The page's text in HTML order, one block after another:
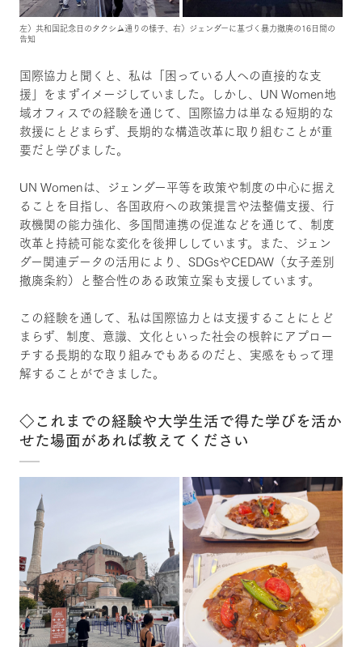
左）共和国記念日のタクシム通りの様子、右）ジェンダーに基づく暴力撤廃の16日間の
告知
国際協力と聞くと、私は「困っている人への直接的な支
援」をまずイメージしていました。しかし、UN Women地
域オフィスでの経験を通じて、国際協力は単なる短期的な
救援にとどまらず、長期的な構造改革に取り組むことが重
要だと学びました。
UN Womenは、ジェンダー平等を政策や制度の中心に据え
ることを目指し、各国政府への政策提言や法整備支援、行
政機関の能力強化、多国間連携の促進などを通じて、制度
改革と持続可能な変化を後押ししています。また、ジェン
ダー関連データの活用により、SDGsやCEDAW（女子差別
撤廃条約）と整合性のある政策立案も支援しています。
この経験を通して、私は国際協力とは支援することにとど
まらず、制度、意識、文化といった社会の根幹にアプロー
チする長期的な取り組みでもあるのだと、実感をもって理
解することができました。
◇これまでの経験や大学生活で得た学びを活か
せた場面があれば教えてください